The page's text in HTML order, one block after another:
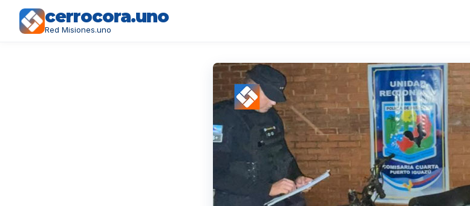
cerrocora.uno
Red Misiones.uno